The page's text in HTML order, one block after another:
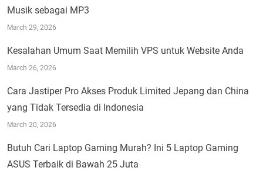
Musik sebagai MP3
March 29, 2026
Kesalahan Umum Saat Memilih VPS untuk Website Anda
March 26, 2026
Cara Jastiper Pro Akses Produk Limited Jepang dan China
yang Tidak Tersedia di Indonesia
March 20, 2026
Butuh Cari Laptop Gaming Murah? Ini 5 Laptop Gaming
ASUS Terbaik di Bawah 25 Juta